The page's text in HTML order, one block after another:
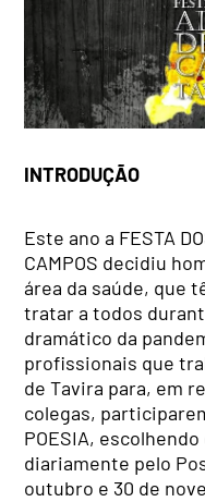
INTRODUÇÃO
Este ano a FESTA
CAMPOS decidiu
área da saúde, que
tratar a todos
dramático da
profissionais que
de Tavira para, em
colegas,
POESIA,
diariamente pelo
outubro e 30 de